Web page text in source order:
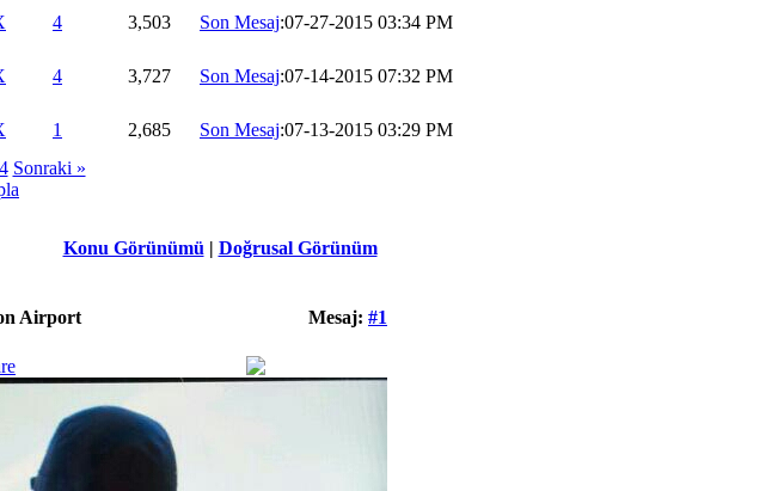
4 3,503 Son Mesaj:07-27-2015 03:34 PM
4 3,727 Son Mesaj:07-14-2015 07:32 PM
1 2,685 Son Mesaj:07-13-2015 03:29 PM
4 Sonraki »
Konu Görünümü | Doğrusal Görünüm
Mesaj: #1
Airport